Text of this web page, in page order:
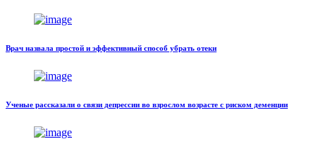
Врач назвала простой и эффективный способ убрать отеки
Ученые рассказали о связи депрессии во взрослом возрасте с риском деменции